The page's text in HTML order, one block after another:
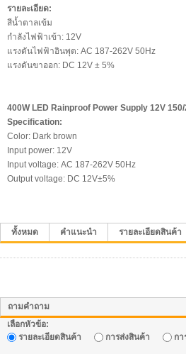
รายละเอียด:
สีน้ำตาลเข้ม
กำลังไฟฟ้าเข้า: 12V
แรงดันไฟฟ้าอินพุต: AC 187-262V 50Hz
แรงดันขาออก: DC 12V ± 5%
400W LED Rainproof Power Supply 12V
Specification:
Color: Dark brown
Input power: 12V
Input voltage: AC 187-262V 50Hz
Output voltage: DC 12V±5%
ทั้งหมด คำแนะนำ รายละเอียดสินค้า
ถามคำถาม
เลือกหัวข้อ:
รายละเอียดสินค้า
การส่งสินค้า กา